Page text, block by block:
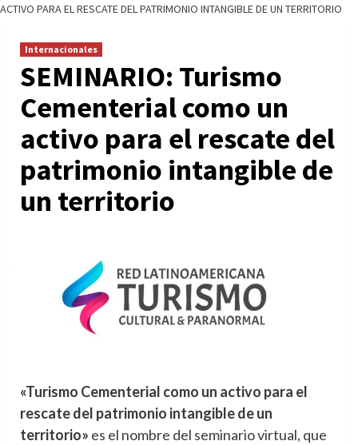
ACTIVO PARA EL RESCATE DEL PATRIMONIO INTANGIBLE DE UN TERRITORIO
Internacionales
SEMINARIO: Turismo
Cementerial como un
activo para el rescate del
patrimonio intangible de
un territorio
«Turismo Cementerial como un activo para el
rescate del patrimonio intangible de un
territorio» es el nombre del seminario virtual, que